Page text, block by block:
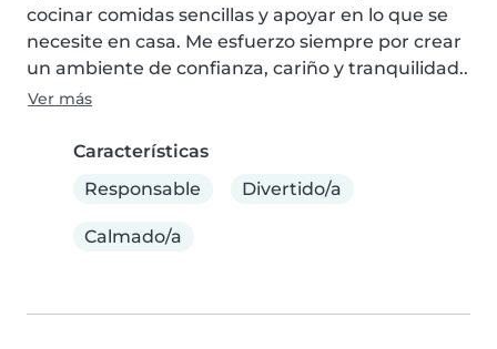
cocinar comidas sencillas y apoyar en lo que se
necesite en casa. Me esfuerzo siempre por crear
un ambiente de confianza, cariño y tranquilidad..
Ver más
Características
Responsable
Divertido/a
Calmado/a